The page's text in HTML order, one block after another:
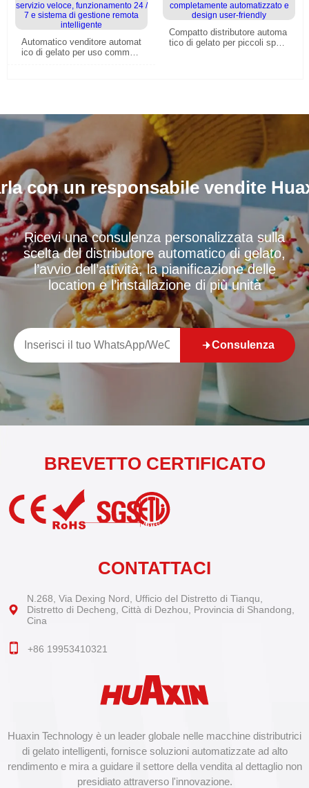
Automatico venditore automat
ico di gelato per uso commer
Compatto distributore automa
tico di gelato per piccoli spazi
con un responsabile vendite
Ricevi una consulenza personalizzata sulla
scelta del distributore automatico di gelato,
l’avvio dell’attività, la pianificazione delle
location e l’installazione di più unità
Consulenza
Huaxin Technology è un leader globale nelle macchine distributrici
di gelato intelligenti, fornisce soluzioni automatizzate ad alto
rendimento e mira a guidare il settore della vendita al dettaglio non
presidiato attraverso l'innovazione.
BREVETTO CERTIFICATO
CONTATTACI
N.268, Via Dexing Nord, Ufficio del Distretto di Tianqu,
Distretto di Decheng, Città di Dezhou, Provincia di Shandong,
Cina
+86 19953410321